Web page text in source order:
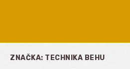
ZNAČKA: TECHNIKA BEHU